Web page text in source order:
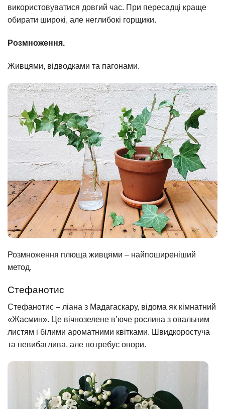
використовуватися довгий час. При пересадці краще
обирати широкі, але неглибокі горщики.
Розмноження.
Живцями, відводками та пагонами.
Розмноження плюща живцями – найпоширеніший
метод.
Стефанотис
Стефанотис – ліана з Мадагаскару, відома як кімнатний
«Жасмин». Це вічнозелене в’юче рослина з овальним
листям і білими ароматними квітками. Швидкоростуча
та невибаглива, але потребує опори.